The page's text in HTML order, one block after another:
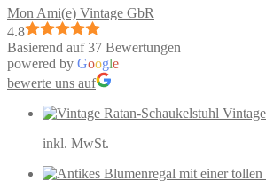
Mon Ami(e) Vintage GbR
4.8
Basierend auf 37 Bewertungen
powered by Google
bewerte uns auf
inkl. MwSt.